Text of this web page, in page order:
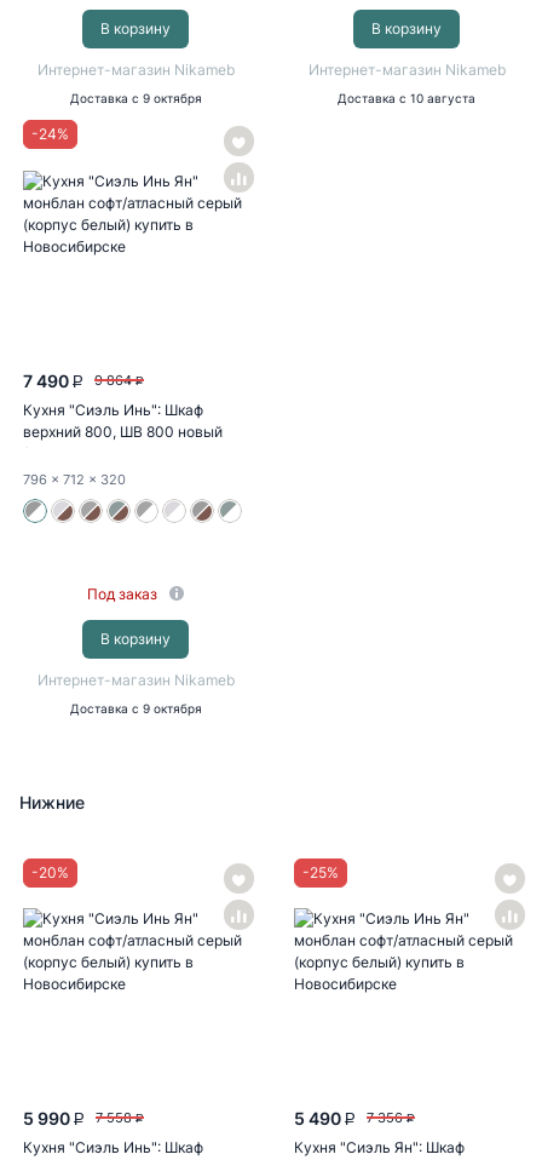
В корзину
Интернет-магазин Nikameb
Доставка с 9 октября
В корзину
Интернет-магазин Nikameb
Доставка с 10 августа
-24%
7 490 P 9 864 P
Кухня "Сиэль Инь": Шкаф
верхний 800, ШВ 800 новый
(монблан...
796 x 712 x 320
Под заказ
В корзину
Интернет-магазин Nikameb
Доставка с 9 октября
Нижние
-20%
5 990 P 7 558 P
Кухня "Сиэль Инь": Шкаф
-25%
5 490 P 7 356 P
Кухня "Сиэль Ян": Шкаф